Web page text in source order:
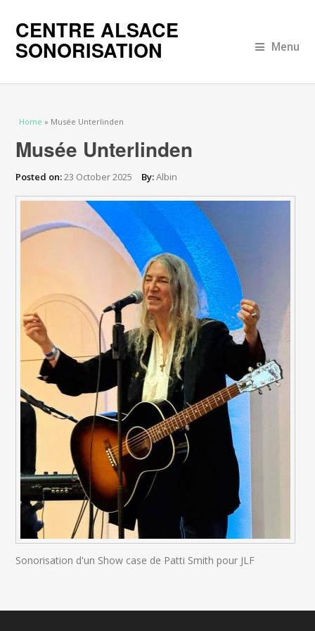
CENTRE ALSACE
SONORISATION Menu
You are here
Home » Musée Unterlinden
Musée Unterlinden
Posted on:23 October 2025 By:Albin
Sonorisation d'un Show case de Patti Smith pour JLF